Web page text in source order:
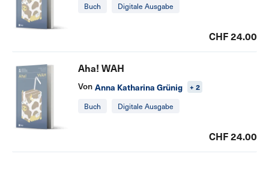
Buch Digitale Ausgabe
CHF 24.00
Aha! WAH
Von Anna Katharina Grünig + 2
Buch Digitale Ausgabe
CHF 24.00